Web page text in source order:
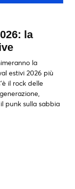
la
la
estivi 2026 più
il rock delle
punk sulla sabbia